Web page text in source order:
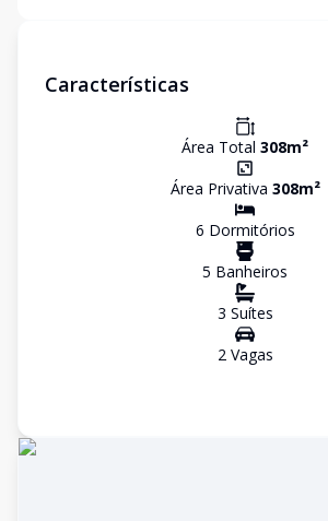
Características
Área Total 308m²
Área Privativa 308m²
6 Dormitórios
5 Banheiros
3 Suítes
2Vagas